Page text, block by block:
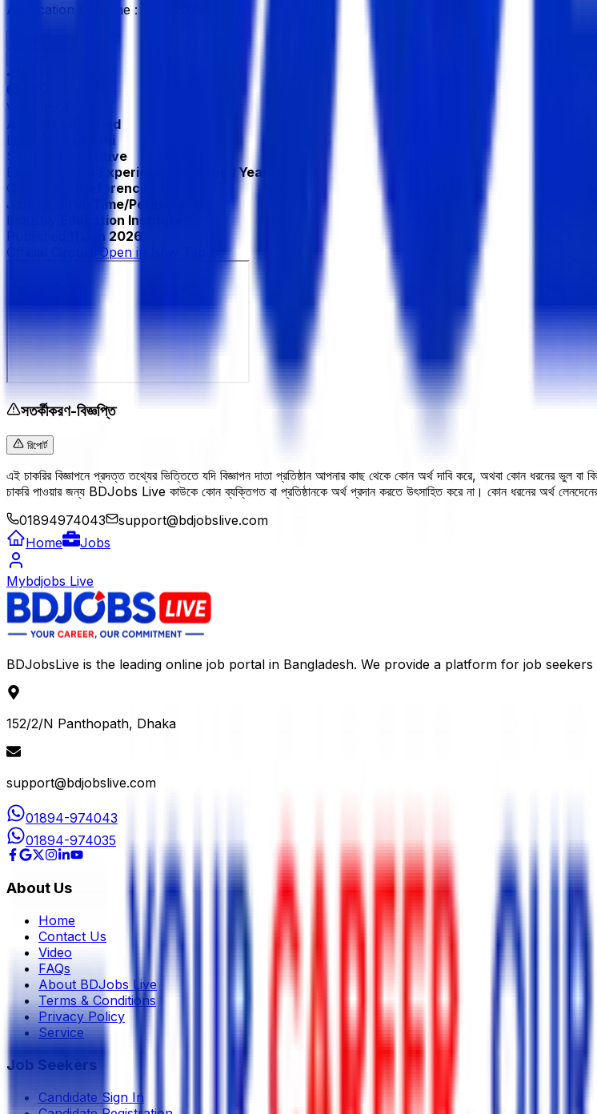
Application Deadline :
Vacancy:
Age:
Not Specified
Rajshahi
Competitive
No Experience Specified Year
Gender:
No Preference
Job Type:
Full Time/Permanent
Education Institute
Published:
11 Jun 2026
Official Circular
Open in New Tab
সতর্কীকরণ-বিজ্ঞপ্তি
রিপোর্ট
এই চাকরির বিজ্ঞাপনে প্রদত্ত তথ্যের ভিত্তিতে যদি বিজ্ঞাপন দাতা প্রতিষ্ঠান আপনার কাছ থেকে কোন অর্থ দাবি করে, অথবা কোন ধরনের ভুল
চাকরি পাওয়ার জন্য BDJobs Live কাউকে কোন ব্যক্তিগত বা প্রতিষ্ঠানকে অর্থ প্রদান করতে উৎসাহিত করে না। কোন ধরনের অর্থ
01894974043
support@bdjobslive.com
Home
Jobs
Mybdjobs Live
BDJobsLive is the leading online job portal in Bangladesh. We provide a platform for job
152/2/N Panthopath, Dhaka
support@bdjobslive.com
01894-974043
01894-974035
About Us
Home
Contact Us
Video
FAQs
About BDJobs Live
Terms & Conditions
Privacy Policy
Service
Job Seekers
Candidate Sign In